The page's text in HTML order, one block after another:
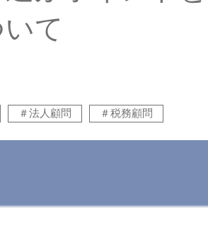
て
＃法人顧問 ＃税務顧問